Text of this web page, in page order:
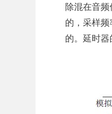
除混在音
的，采样
的。延时器